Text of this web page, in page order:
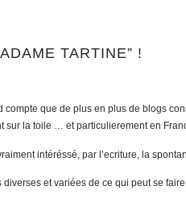
TARTINE” !
compte que de plus en plus de blogs
sur la toile … et particulierement en
intéréssé, par l’ecriture, la
diverses et variées de ce qui peut se